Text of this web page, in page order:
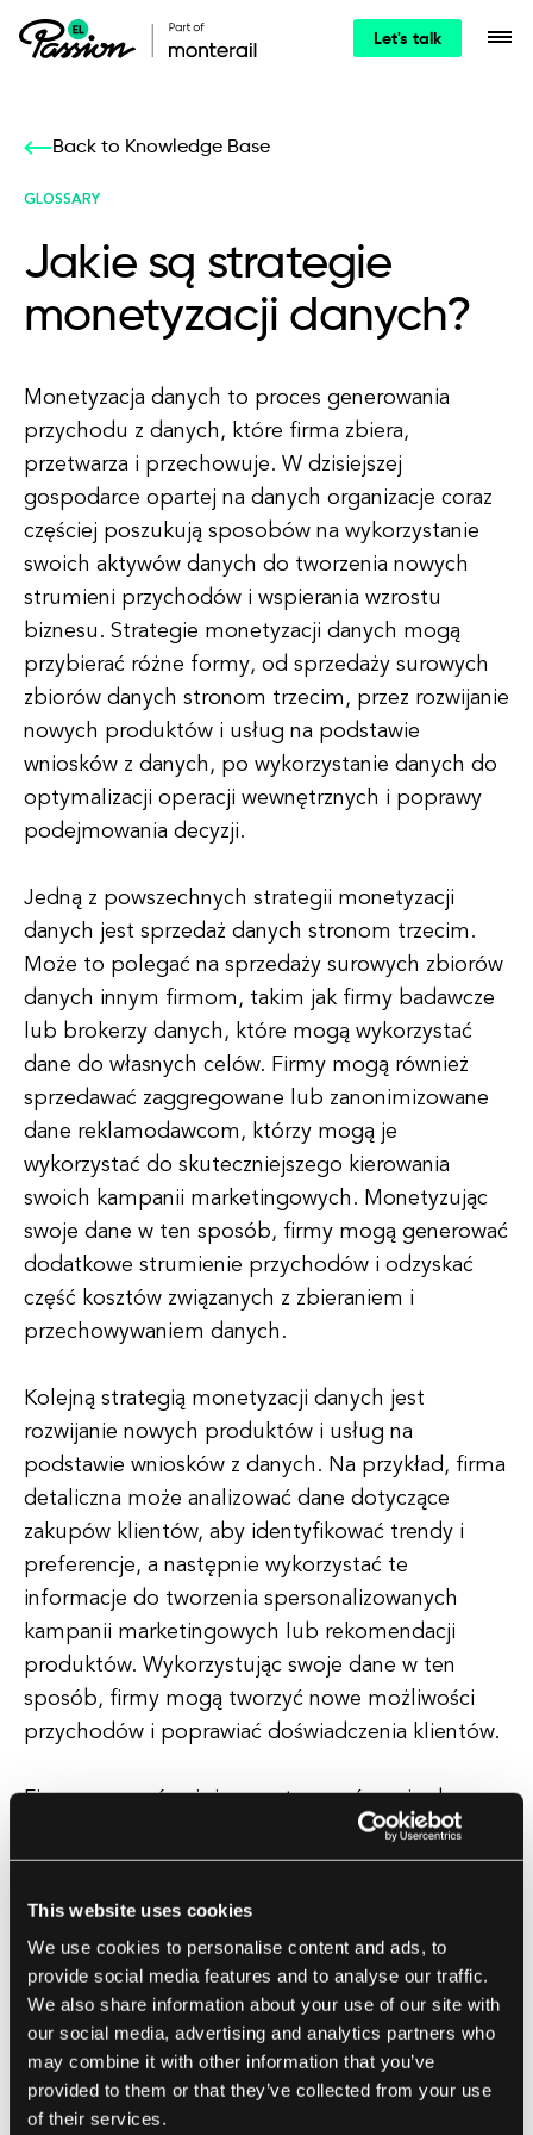
This website uses cookies
We use cookies to personalise content and ads, to
provide social media features and to analyse our traffic.
We also share information about your use of our site with
our social media, advertising and analytics partners who
may combine it with other information that you’ve
provided to them or that they’ve collected from your use
of their services.
Let's talk
Back to Knowledge Base
GLOSSARY
Jakie są strategie
monetyzacji danych?
Monetyzacja danych to proces generowania
przychodu z danych, które firma zbiera,
przetwarza i przechowuje. W dzisiejszej
gospodarce opartej na danych organizacje coraz
częściej poszukują sposobów na wykorzystanie
swoich aktywów danych do tworzenia nowych
strumieni przychodów i wspierania wzrostu
biznesu. Strategie monetyzacji danych mogą
przybierać różne formy, od sprzedaży surowych
zbiorów danych stronom trzecim, przez rozwijanie
nowych produktów i usług na podstawie
wniosków z danych, po wykorzystanie danych do
optymalizacji operacji wewnętrznych i poprawy
podejmowania decyzji.
Jedną z powszechnych strategii monetyzacji
danych jest sprzedaż danych stronom trzecim.
Może to polegać na sprzedaży surowych zbiorów
danych innym firmom, takim jak firmy badawcze
lub brokerzy danych, które mogą wykorzystać
dane do własnych celów. Firmy mogą również
sprzedawać zaggregowane lub zanonimizowane
dane reklamodawcom, którzy mogą je
wykorzystać do skuteczniejszego kierowania
swoich kampanii marketingowych. Monetyzując
swoje dane w ten sposób, firmy mogą generować
dodatkowe strumienie przychodów i odzyskać
część kosztów związanych z zbieraniem i
przechowywaniem danych.
Kolejną strategią monetyzacji danych jest
rozwijanie nowych produktów i usług na
podstawie wniosków z danych. Na przykład, firma
detaliczna może analizować dane dotyczące
zakupów klientów, aby identyfikować trendy i
preferencje, a następnie wykorzystać te
informacje do tworzenia spersonalizowanych
kampanii marketingowych lub rekomendacji
produktów. Wykorzystując swoje dane w ten
sposób, firmy mogą tworzyć nowe możliwości
przychodów i poprawiać doświadczenia klientów.
Firmy mogą również monetyzować swoje dane,
wykorzystując je do optymalizacji operacji
wewnętrznych i poprawy podejmowania decyzji.
Analizując dane operacyjne, firmy mogą
procesy oraz podejmować lepsze decyzje
biznesowe. Może to prowadzić do oszczędności
kosztów, zwiększenia wydajności i poprawy
wyników biznesowych.